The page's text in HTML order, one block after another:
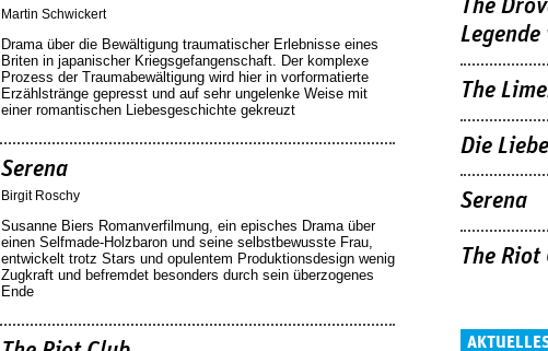
Martin Schwickert
Drama über die Bewältigung traumatischer Erlebnisse eines
Briten in japanischer Kriegsgefangenschaft. Der komplexe
Prozess der Traumabewältigung wird hier in vorformatierte
Erzählstränge gepresst und auf sehr ungelenke Weise mit
einer romantischen Liebesgeschichte gekreuzt
Serena
Birgit Roschy
Susanne Biers Romanverfilmung, ein episches Drama über
einen Selfmade-Holzbaron und seine selbstbewusste Frau,
entwickelt trotz Stars und opulentem Produktionsdesign wenig
Zugkraft und befremdet besonders durch sein überzogenes
Ende
The
Legende
The
Die
Serena
The Riot